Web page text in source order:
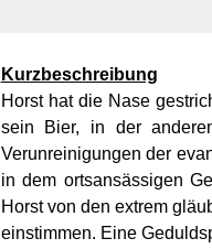
Kurzbeschreibung
Horst hat die Nase
sein Bier, in der
Verunreinigungen der
in dem ortsansässigen
Horst von den extrem
einstimmen. Eine